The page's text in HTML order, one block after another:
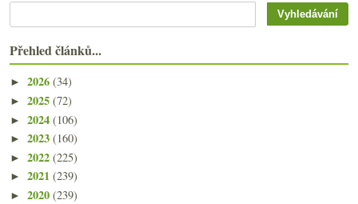
Přehled článků...
► 2026 (34)
► 2025 (72)
► 2024 (106)
► 2023 (160)
► 2022 (225)
► 2021 (239)
► 2020 (239)